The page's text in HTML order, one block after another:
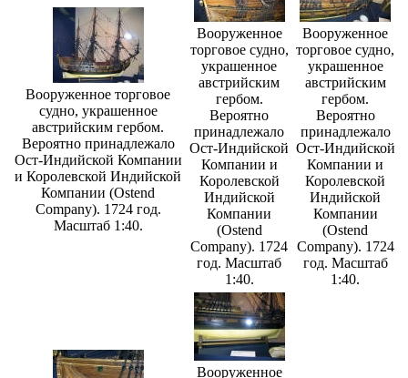
Вооруженное торговое
судно, украшенное
австрийским гербом.
Вероятно принадлежало
Ост-Индийской Компании
и Королевской Индийской
Компании (Ostend
Company). 1724 год.
Масштаб 1:40.
Вооруженное
торговое судно,
украшенное
австрийским
гербом.
Вероятно
принадлежало
Ост-Индийской
Компании и
Королевской
Индийской
Компании
(Ostend
Company). 1724
год. Масштаб
1:40.
Вооруженное
торговое судно,
украшенное
австрийским
гербом.
Вероятно
принадлежало
Ост-Индийской
Компании и
Королевской
Индийской
Компании
(Ostend
Company). 1724
год. Масштаб
1:40.
Вооруженное